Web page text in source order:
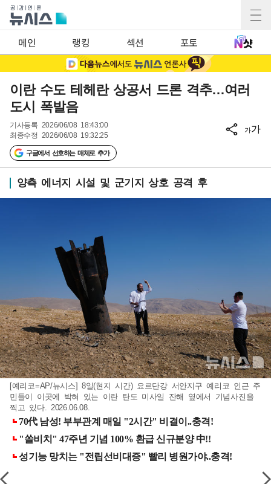
메인 랭킹 섹션 포토
이란 수도 테헤란 상공서 드론 격추…여러
도시 폭발음
기사등록 2026/06/08 18:43:00
최종수정 2026/06/08 19:32:25
구글에서 선호하는 매체로 추가
가가
양측 에너지 시설 및 군기지 상호 공격 후
[예리코=AP/뉴시스] 8일(현지 시간) 요르단강 서안지구 예리코 인근 주
민들이 이곳에 박혀 있는 이란 탄도 미사일 잔해 옆에서 기념사진을
찍고 있다. 2026.06.08.